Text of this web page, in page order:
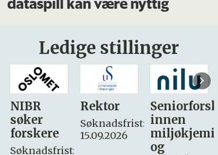
Ledige stillinger
Rektor
Søknadsfrist:
15.09.2026
Seniorforsker
innen
miljøkjemi
søker
– fast